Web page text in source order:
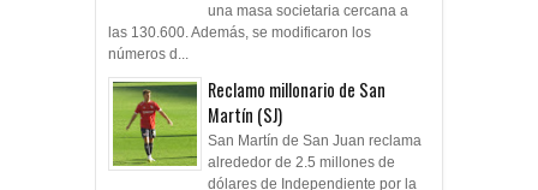
una masa societaria cercana a
las 130.600. Además, se modificaron los
números d...
Reclamo millonario de San
Martín (SJ)
San Martín de San Juan reclama
alrededor de 2.5 millones de
dólares de Independiente por la